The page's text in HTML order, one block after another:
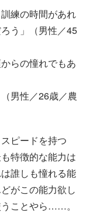
練の時間があれ
う」（男性／45
らの憧れでもあ
男性／26歳／農
ピードを持つ
特徴的な能力は
誰しも憧れる能
がこの能力欲し
ことやら……。